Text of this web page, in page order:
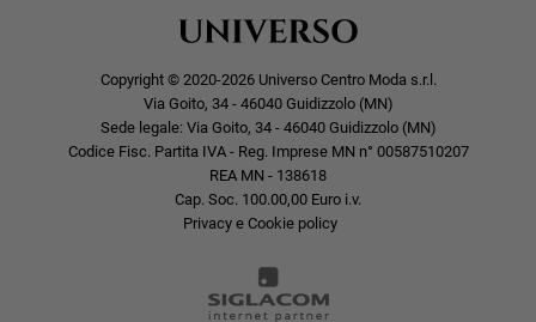
Copyright © 2020-2026 Universo Centro Moda s.r.l.
Via Goito, 34 - 46040 Guidizzolo (MN)
Sede legale: Via Goito, 34 - 46040 Guidizzolo (MN)
Codice Fisc. Partita IVA - Reg. Imprese MN n° 00587510207
REA MN - 138618
Cap. Soc. 100.00,00 Euro i.v.
Privacy e Cookie policy